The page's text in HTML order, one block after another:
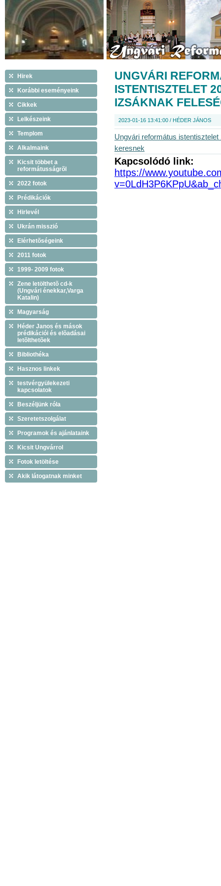
Hirek
Korábbi eseményeink
Cikkek
Lelkészeink
Templom
Alkalmaink
Kicsit többet a
reformátusságrõl
2022 fotok
Prédikációk
Hirlevél
Ukrán misszió
Elérhetõségeink
2011 fotok
1999- 2009 fotok
Zene letölthetõ cd-k
(Ungvári énekkar,Varga
Katalin)
Magyarság
Héder Janos és mások
prédikációi és elõadásai
letõlthetõek
Bibliothéka
Hasznos linkek
testvérgyülekezeti
kapcsolatok
Beszéljünk róla
Szeretetszolgálat
Programok és ajánlataink
Kicsit Ungvárrol
Fotok letöltése
Akik látogatnak minket
UNGVÁRI
ISTENTISZTELET
IZSÁKNAK
2023-01-16 13:41:00 / HÉDER JÁNOS
Ungvári református
keresnek
Kapcsolódó link:
https://